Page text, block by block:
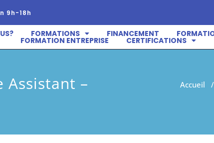
9h-18h
FORMATIONS FINANCEMENT
FORMATION ENTREPRISE CERTIFICATIONS
Assistant –
Accueil /